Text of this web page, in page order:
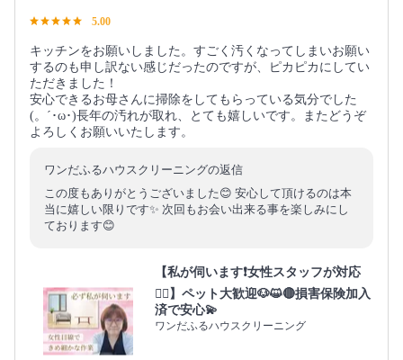
5.00
キッチンをお願いしました。すごく汚くなってしまいお願い
するのも申し訳ない感じだったのですが、ピカピカにしてい
ただきました！
安心できるお母さんに掃除をしてもらっている気分でした
(。´･ω･)長年の汚れが取れ、とても嬉しいです。またどうぞ
よろしくお願いいたします。
ワンだふるハウスクリーニングの返信
この度もありがとうございました😊 安心して頂けるのは本
当に嬉しい限りです✨ 次回もお会い出来る事を楽しみにし
ております😊
【私が伺います❗️女性スタッフが対応
🙆‍♀️】ペット大歓迎🐶😺🔴損害保険加入
済で安心💫
ワンだふるハウスクリーニング